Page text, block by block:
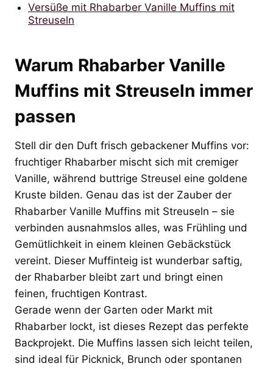
Versüße mit Rhabarber Vanille Muffins mit
Streuseln
Warum Rhabarber Vanille
Muffins mit Streuseln immer
passen
Stell dir den Duft frisch gebackener Muffins vor:
fruchtiger Rhabarber mischt sich mit cremiger
Vanille, während buttrige Streusel eine goldene
Kruste bilden. Genau das ist der Zauber der
Rhabarber Vanille Muffins mit Streuseln – sie
verbinden ausnahmslos alles, was Frühling und
Gemütlichkeit in einem kleinen Gebäckstück
vereint. Dieser Muffinteig ist wunderbar saftig,
der Rhabarber bleibt zart und bringt einen
feinen, fruchtigen Kontrast.
Gerade wenn der Garten oder Markt mit
Rhabarber lockt, ist dieses Rezept das perfekte
Backprojekt. Die Muffins lassen sich leicht teilen,
sind ideal für Picknick, Brunch oder spontanen